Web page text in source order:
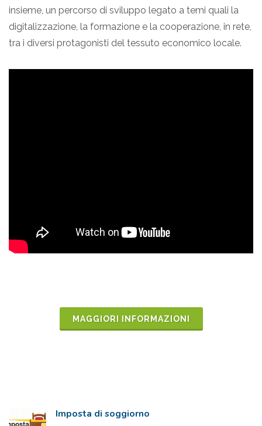
insieme, un percorso di sviluppo legato a temi quali la
digitalizzazione, la formazione e la cooperazione, in rete,
tra i diversi protagonisti del tessuto economico locale.
MAGGIORI INFORMAZIONI
Imposta di soggiorno